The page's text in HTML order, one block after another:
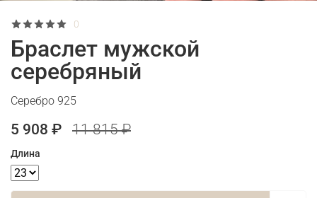
0
Браслет мужской
серебряный
Серебро 925
5 908 ₽ 11 815 ₽
Длина